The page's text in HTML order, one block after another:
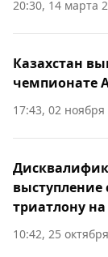
20:30, 14 марта
Казахстан
чемпионате
17:43, 02 ноября
выступление
триатлону
10:42, 25